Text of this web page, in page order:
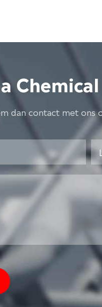
Chemical
dan contact met ons